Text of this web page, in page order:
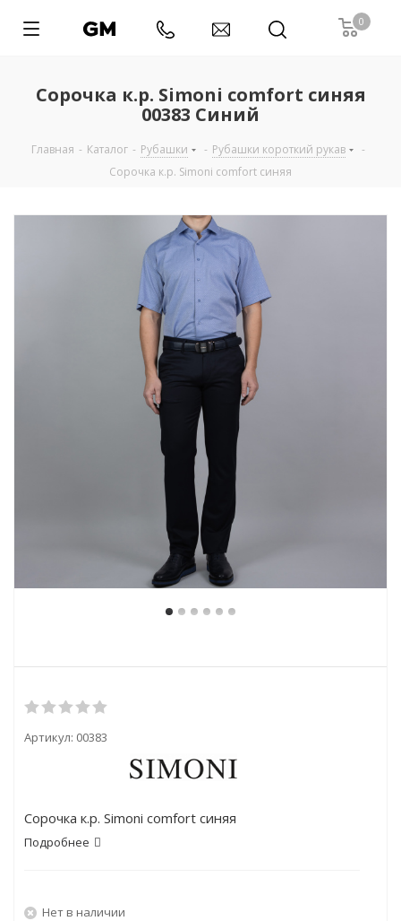
0
Сорочка к.р. Simoni comfort синяя
00383 Синий
Главная - Каталог - Рубашки - Рубашки короткий рукав
-
Сорочка к.р. Simoni comfort синяя
Артикул: 00383
Сорочка к.р. Simoni comfort синяя
Подробнее
Нет в наличии